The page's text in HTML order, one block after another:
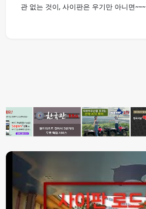
관 없는 것이, 사이판은 우기만 아니면~~~